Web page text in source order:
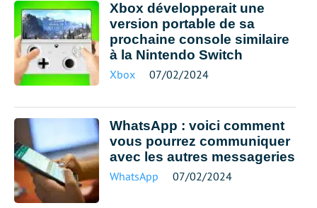
Xbox développerait une
version portable de sa
prochaine console similaire
à la Nintendo Switch
Xbox 07/02/2024
WhatsApp : voici comment
vous pourrez communiquer
avec les autres messageries
WhatsApp 07/02/2024